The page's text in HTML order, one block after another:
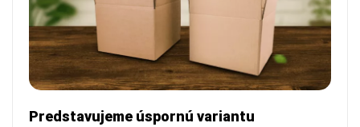
Predstavujeme úspornú variantu